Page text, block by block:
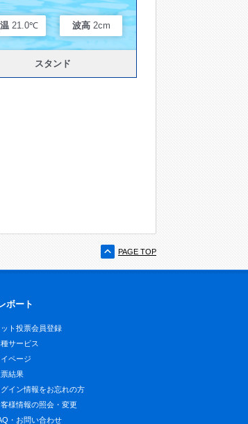
21.0℃ 波高 2cm
スタンド
PAGE TOP
ボート
ト投票会員登録
サービス
ページ
結果
グイン情報をお忘れの方
客様情報の照会・変更
・お問い合わせ